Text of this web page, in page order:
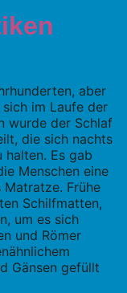
aber
im Laufe der
wurde der Schlaf
die sich nachts
halten. Es gab
Menschen eine
Frühe
Schilfmatten,
um es sich
und Römer
Gänsen gefüllt